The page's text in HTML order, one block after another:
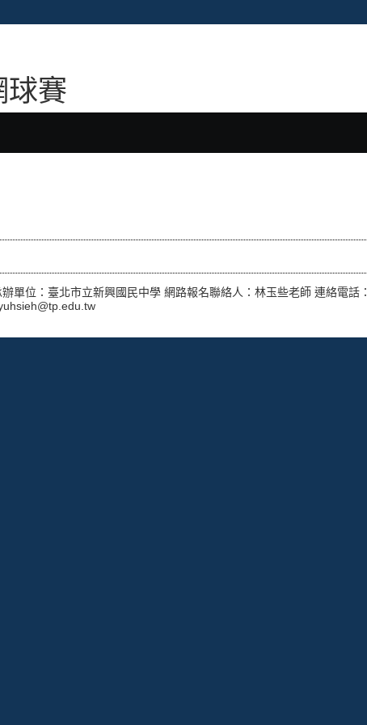
賽
單位：臺北市立新興國民中學 網路報名聯絡人：林玉些老師 連絡電話：